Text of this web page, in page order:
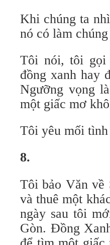
Khi chúng ta
nó có làm
Tôi nói, tôi gọi
đồng xanh hay
Ngưỡng vọng
một giấc mơ
Tôi yêu mối
8.
Tôi bảo Văn
và thuê một
ngày sau tôi
Gòn. Đồng